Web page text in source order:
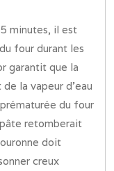
minutes, il est
four durant les
garantit que la
la vapeur d’eau
du four
retomberait
doit
creux